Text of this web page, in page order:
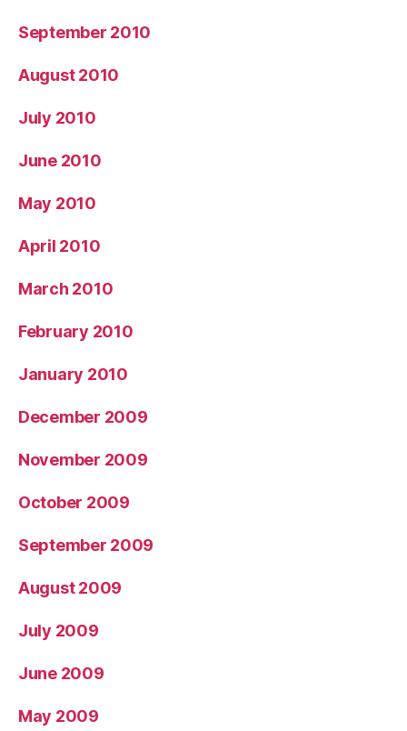
September 2010
August 2010
July 2010
June 2010
May 2010
April 2010
March 2010
February 2010
January 2010
December 2009
November 2009
October 2009
September 2009
August 2009
July 2009
June 2009
May 2009